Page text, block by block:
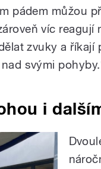
pádem můžou
víc reagují
zvuky a
svými
i